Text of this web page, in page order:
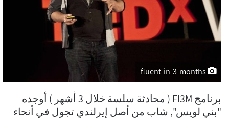
برنامج FI3M ( محادثة سلسة خلال 3 أشهر ) أوجده
"بني لويس", شاب من أصل إيرلندي تجول في أنحاء